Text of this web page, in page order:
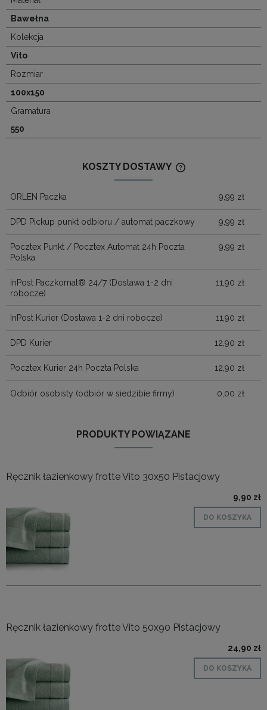
Bawełna
Kolekcja
Vito
Rozmiar
100x150
Gramatura
550
KOSZTY DOSTAWY
ORLEN Paczka 9,99 zł
DPD Pickup punkt odbioru / automat paczkowy 9,99 zł
Pocztex Punkt / Pocztex Automat 24h Poczta
Polska
9,99 zł
InPost Paczkomat® 24/7 (Dostawa 1-2 dni
robocze)
11,90 zł
InPost Kurier (Dostawa 1-2 dni robocze) 11,90 zł
DPD Kurier 12,90 zł
Pocztex Kurier 24h Poczta Polska 12,90 zł
Odbiór osobisty (odbiór w siedzibie firmy) 0,00 zł
PRODUKTY POWIĄZANE
Ręcznik łazienkowy frotte Vito 30x50 Pistacjowy
9,90 zł
DO KOSZYKA
Ręcznik łazienkowy frotte Vito 50x90 Pistacjowy
24,90 zł
DO KOSZYKA